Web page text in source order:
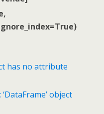
has no attribute
object